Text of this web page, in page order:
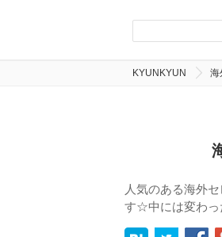
KYUNKYUN 海
人気のある海外
す☆中には変わっ